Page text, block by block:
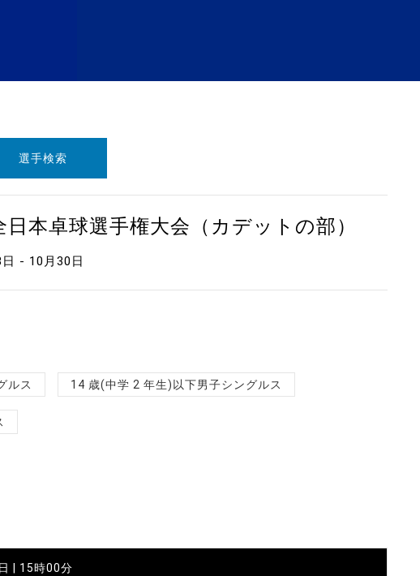
選手検索
本卓球選手権大会（カデットの部）
- 10月30日
ルス 14 歳(中学 2 年生)以下男子シングルス
| 15時00分